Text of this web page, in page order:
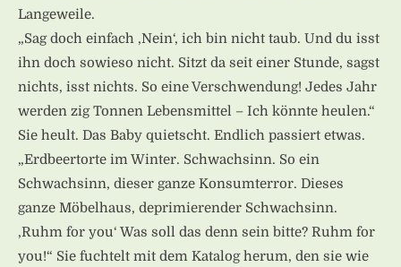
Langeweile.
„Sag doch einfach ‚Nein‘, ich bin nicht taub. Und du isst
ihn doch sowieso nicht. Sitzt da seit einer Stunde, sagst
nichts, isst nichts. So eine Verschwendung! Jedes Jahr
werden zig Tonnen Lebensmittel – Ich könnte heulen.“
Sie heult. Das Baby quietscht. Endlich passiert etwas.
„Erdbeertorte im Winter. Schwachsinn. So ein
Schwachsinn, dieser ganze Konsumterror. Dieses
ganze Möbelhaus, deprimierender Schwachsinn.
‚Ruhm for you‘ Was soll das denn sein bitte? Ruhm for
you!“ Sie fuchtelt mit dem Katalog herum, den sie wie